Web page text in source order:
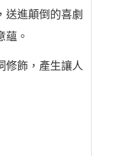
送進顛倒的喜劇
蘊。
修飾，產生讓人